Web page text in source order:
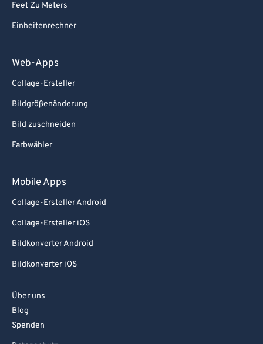
Feet Zu Meters
Einheitenrechner
Web-Apps
Collage-Ersteller
Bildgrößenänderung
Bild zuschneiden
Farbwähler
Mobile Apps
Collage-Ersteller Android
Collage-Ersteller iOS
Bildkonverter Android
Bildkonverter iOS
Über uns
Blog
Spenden